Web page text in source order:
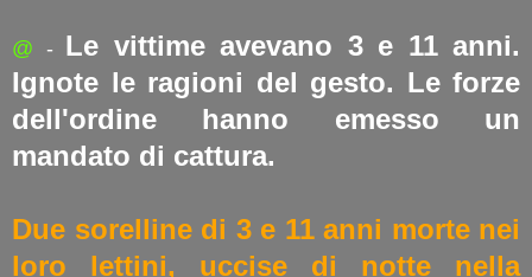
@ - Le vittime avevano 3 e 11 anni.
Ignote le ragioni del gesto. Le forze
dell'ordine hanno emesso un
mandato di cattura.
Due sorelline di 3 e 11 anni morte nei
loro lettini, uccise di notte nella